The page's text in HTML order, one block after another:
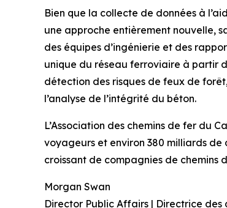
Bien que la collecte de données à
une approche entièrement nouvelle,
des équipes d’ingénierie et des
unique du réseau ferroviaire à partir
détection des risques de feux de
l’analyse de l’intégrité du béton.
L’Association des chemins de fer du
voyageurs et environ 380 milliards de
croissant de compagnies de chemins
Morgan Swan
Director Public Affairs | Directrice